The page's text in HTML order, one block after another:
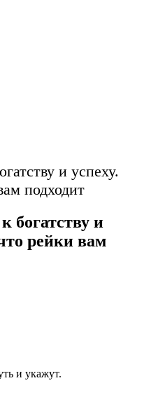
и успеху.
подходит
богатству и
рейки вам
и укажут.